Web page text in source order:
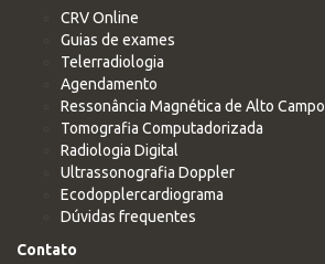
CRV Online
Guias de exames
Telerradiologia
Agendamento
Ressonância Magnética de Alto Campo
Tomografia Computadorizada
Radiologia Digital
Ultrassonografia Doppler
Ecodopplercardiograma
Dúvidas frequentes
Contato